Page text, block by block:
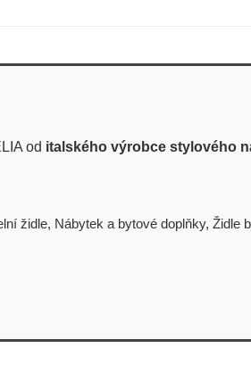
od italského výrobce stylového
židle, Nábytek a bytové doplňky, Židle